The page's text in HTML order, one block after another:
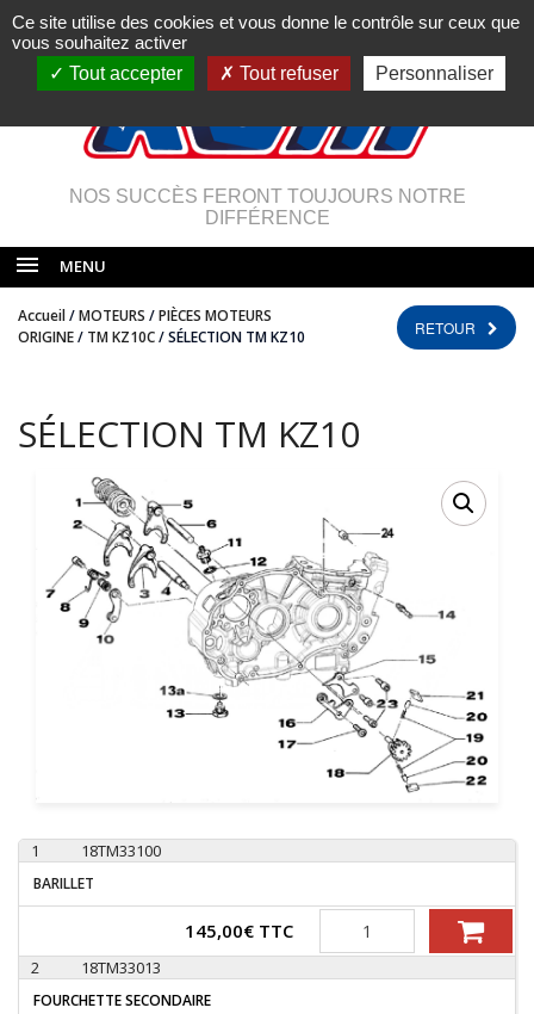
NOS SUCCÈS FERONT TOUJOURS NOTRE
DIFFÉRENCE
MENU
Accueil/MOTEURS /PIÈCES MOTEURS
ORIGINE/ TM KZ10C/ SÉLECTION TM KZ10 RETOUR
SÉLECTION TM KZ10
1 18TM33100
BARILLET
145,00€ TTC Quantité
2 18TM33013
FOURCHETTE SECONDAIRE
Ce site utilise des cookies et vous donne le contrôle sur ceux que
vous souhaitez activer
Tout accepter
Tout refuser Personnaliser